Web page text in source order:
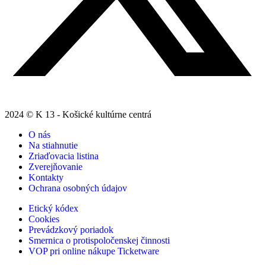
2024 © K 13 - Košické kultúrne centrá
O nás
Na stiahnutie
Zriaďovacia listina
Zverejňovanie
Kontakty
Ochrana osobných údajov
Etický kódex
Cookies
Prevádzkový poriadok
Smernica o protispoločenskej činnosti
VOP pri online nákupe Ticketware